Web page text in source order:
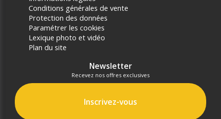
Conditions générales de vente
Protection des données
Paramétrer les cookies
Lexique photo et vidéo
Plan du site
Newsletter
Recevez nos offres exclusives
Inscrivez-vous